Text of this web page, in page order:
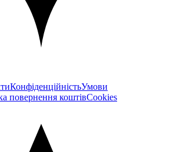
КонфіденційністьУмови
повернення коштівCookies